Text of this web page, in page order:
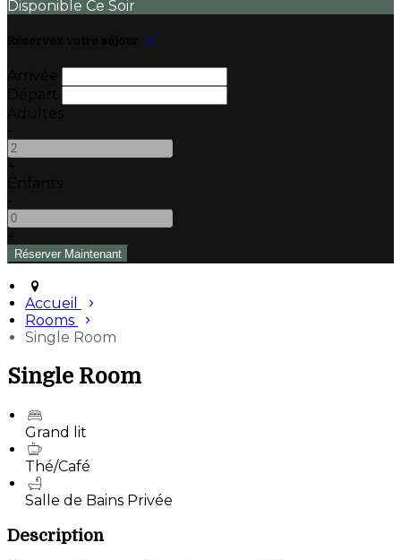
Disponible Ce Soir
Accueil
Rooms
Single Room
Single Room
Grand lit
Thé/Café
Salle de Bains Privée
Description